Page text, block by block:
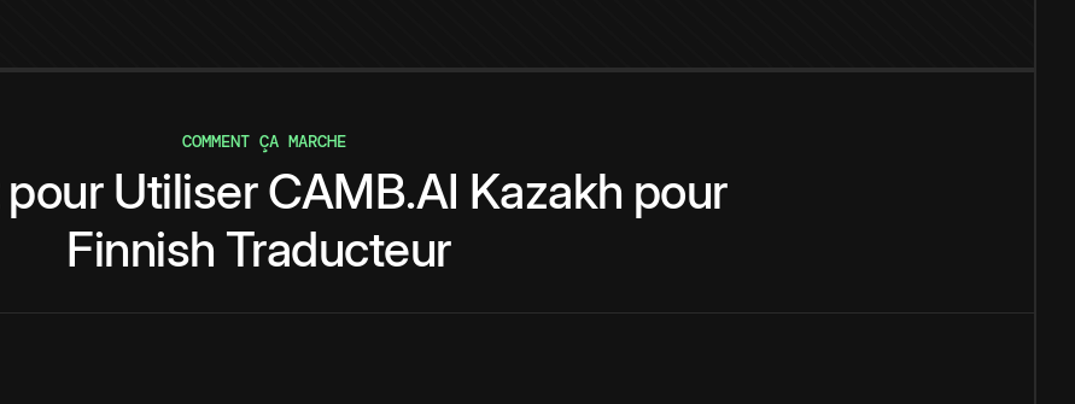
COMMENT ÇA MARCHE
pour UtiliserCAMB.AI Kazakh pour
Finnish Traducteur